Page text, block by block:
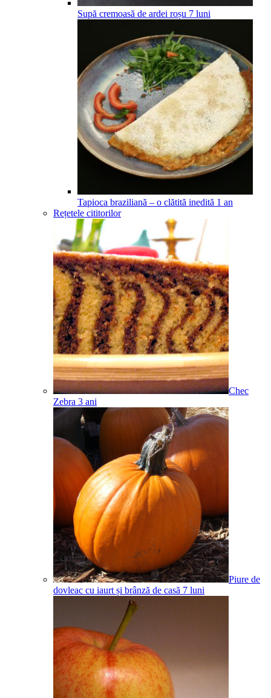
Supă cremoasă de ardei roșu 7 luni
Tapioca braziliană – o clătită inedită 1 an
Rețetele cititorilor
Chec
Zebra 3 ani
Piure de
dovleac cu iaurt și brânză de casă 7 luni